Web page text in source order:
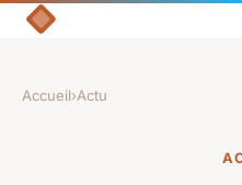
Accueil›Actu